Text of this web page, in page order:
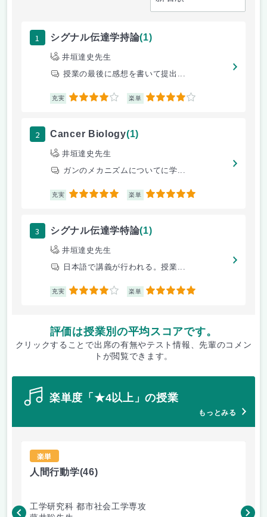
1 シグナル伝達学持論(1)
井垣達史先生
授業の最後に感想を書いて提出...
充実 4 楽単 4
2 Cancer Biology(1)
井垣達史先生
ガンのメカニズムについてに学...
充実 5 楽単 5
3 シグナル伝達学特論(1)
井垣達史先生
日本語で講義が行われる。授業...
充実 4 楽単 5
評価は授業別の平均スコアです。
クリックすることで出席の有無やテスト情報、先輩のコメン
トが閲覧できます。
楽単度「★4以上」の授業
もっとみる
楽単
人間行動学(46)
工学研究科 都市社会工学専攻